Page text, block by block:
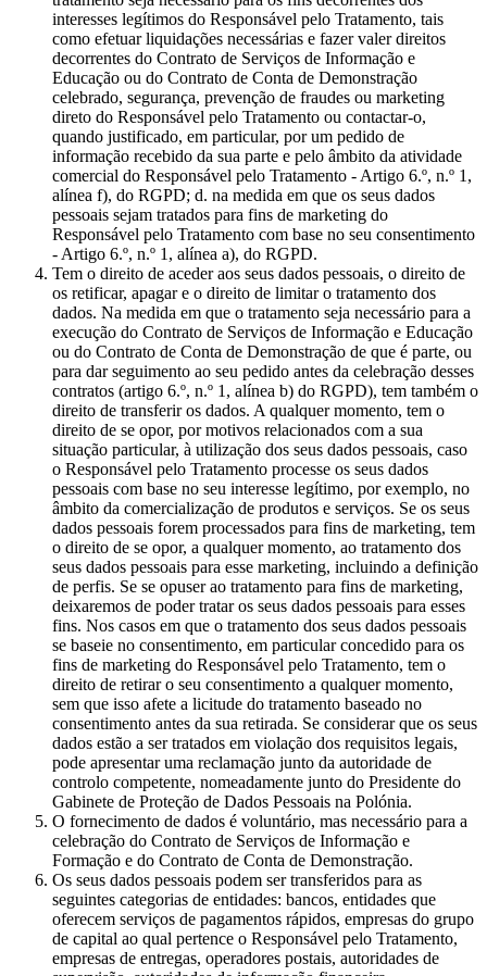
interesses legítimos do Responsável pelo Tratamento, tais
como efetuar liquidações necessárias e fazer valer direitos
decorrentes do Contrato de Serviços de Informação e
Educação ou do Contrato de Conta de Demonstração
celebrado, segurança, prevenção de fraudes ou marketing
direto do Responsável pelo Tratamento ou contactar-o,
quando justificado, em particular, por um pedido de
informação recebido da sua parte e pelo âmbito da atividade
comercial do Responsável pelo Tratamento - Artigo 6.º, n.º 1,
alínea f), do RGPD; d. na medida em que os seus dados
pessoais sejam tratados para fins de marketing do
Responsável pelo Tratamento com base no seu consentimento
- Artigo 6.º, n.º 1, alínea a), do RGPD.
Tem o direito de aceder aos seus dados pessoais, o direito de
os retificar, apagar e o direito de limitar o tratamento dos
dados. Na medida em que o tratamento seja necessário para a
execução do Contrato de Serviços de Informação e Educação
ou do Contrato de Conta de Demonstração de que é parte, ou
para dar seguimento ao seu pedido antes da celebração desses
contratos (artigo 6.º, n.º 1, alínea b) do RGPD), tem também o
direito de transferir os dados. A qualquer momento, tem o
direito de se opor, por motivos relacionados com a sua
situação particular, à utilização dos seus dados pessoais, caso
o Responsável pelo Tratamento processe os seus dados
pessoais com base no seu interesse legítimo, por exemplo, no
âmbito da comercialização de produtos e serviços. Se os seus
dados pessoais forem processados para fins de marketing, tem
o direito de se opor, a qualquer momento, ao tratamento dos
seus dados pessoais para esse marketing, incluindo a definição
de perfis. Se se opuser ao tratamento para fins de marketing,
deixaremos de poder tratar os seus dados pessoais para esses
fins. Nos casos em que o tratamento dos seus dados pessoais
se baseie no consentimento, em particular concedido para os
fins de marketing do Responsável pelo Tratamento, tem o
direito de retirar o seu consentimento a qualquer momento,
sem que isso afete a licitude do tratamento baseado no
consentimento antes da sua retirada. Se considerar que os seus
dados estão a ser tratados em violação dos requisitos legais,
pode apresentar uma reclamação junto da autoridade de
controlo competente, nomeadamente junto do Presidente do
Gabinete de Proteção de Dados Pessoais na Polónia.
O fornecimento de dados é voluntário, mas necessário para a
celebração do Contrato de Serviços de Informação e
Formação e do Contrato de Conta de Demonstração.
Os seus dados pessoais podem ser transferidos para as
seguintes categorias de entidades: bancos, entidades que
oferecem serviços de pagamentos rápidos, empresas do grupo
de capital ao qual pertence o Responsável pelo Tratamento,
empresas de entregas, operadores postais, autoridades de